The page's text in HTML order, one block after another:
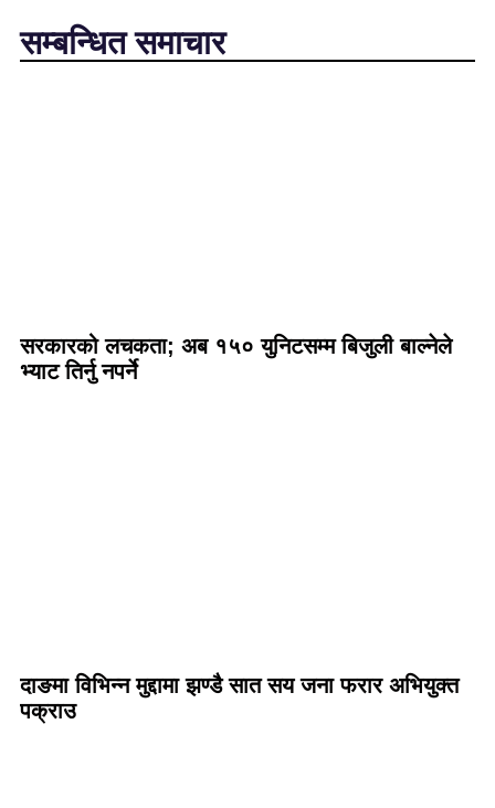
सम्बन्धित समाचार
सरकारको लचकता; अब १५० युनिटसम्म बिजुली बाल्नेले
भ्याट तिर्नु नपर्ने
दाङमा विभिन्न मुद्दामा झण्डै सात सय जना फरार अभियुक्त
पक्राउ